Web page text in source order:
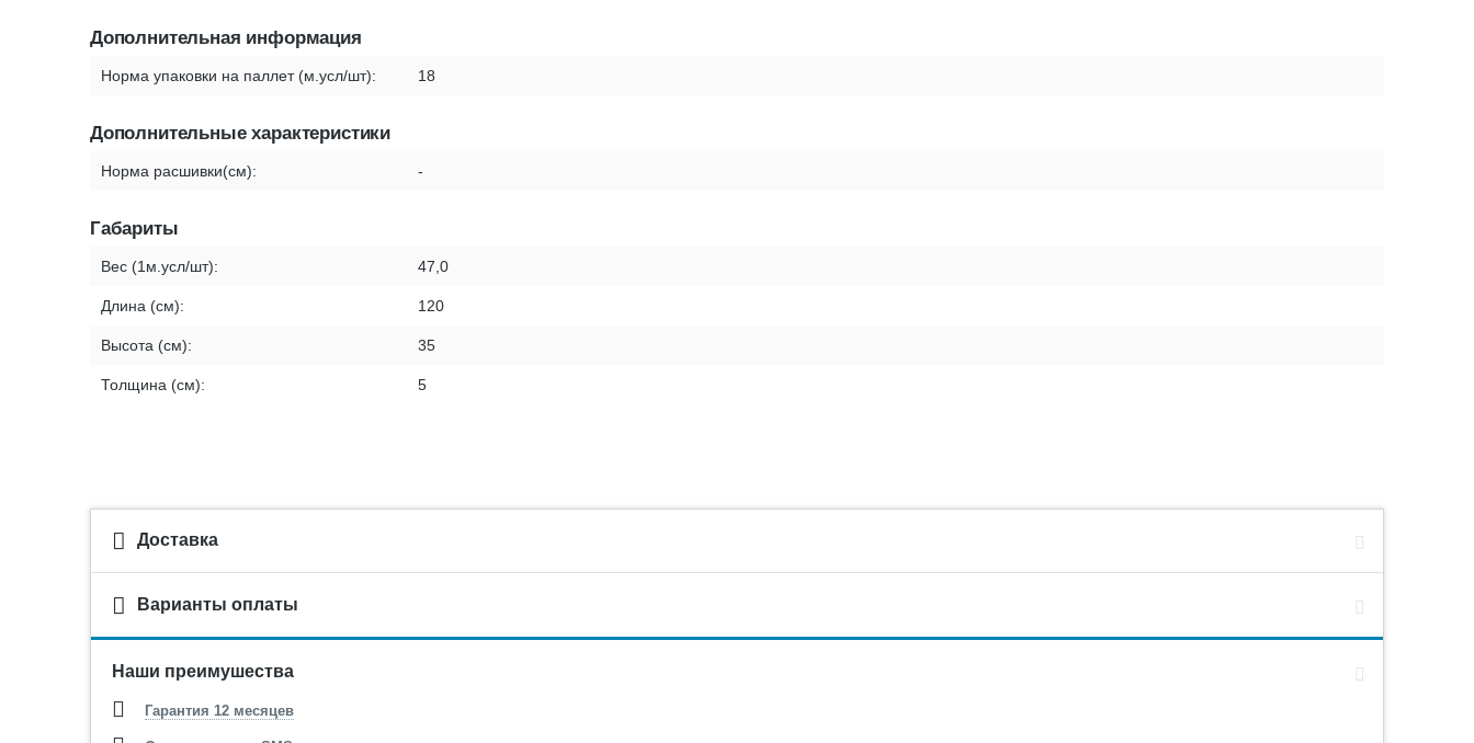
Дополнительная информация
Норма упаковки на паллет (м.усл/шт): 18
Дополнительные характеристики
Норма расшивки(см): -
Габариты
Вес (1м.усл/шт): 47,0
Длина (см): 120
Высота (см): 35
Толщина (см): 5
Доставка
Варианты оплаты
Наши преимушества
Гарантия 12 месяцев